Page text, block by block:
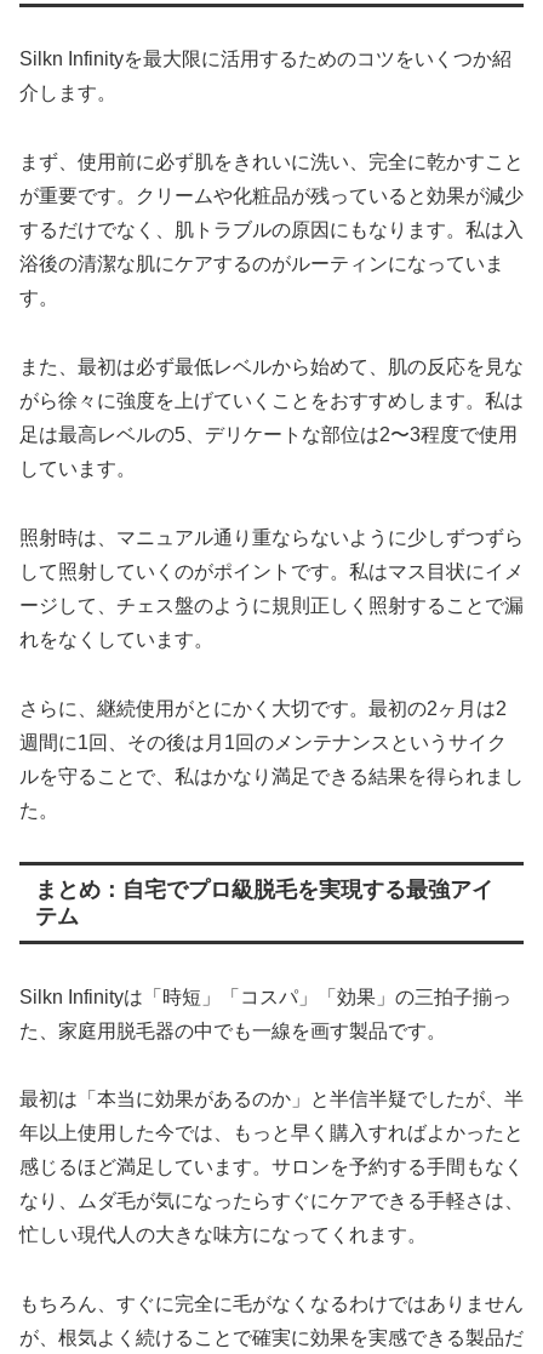
Silkn Infinityを最大限に活用するためのコツをいくつか紹
介します。
まず、使用前に必ず肌をきれいに洗い、完全に乾かすこと
が重要です。クリームや化粧品が残っていると効果が減少
するだけでなく、肌トラブルの原因にもなります。私は入
浴後の清潔な肌にケアするのがルーティンになっていま
す。
また、最初は必ず最低レベルから始めて、肌の反応を見な
がら徐々に強度を上げていくことをおすすめします。私は
足は最高レベルの5、デリケートな部位は2〜3程度で使用
しています。
照射時は、マニュアル通り重ならないように少しずつずら
して照射していくのがポイントです。私はマス目状にイメ
ージして、チェス盤のように規則正しく照射することで漏
れをなくしています。
さらに、継続使用がとにかく大切です。最初の2ヶ月は2
週間に1回、その後は月1回のメンテナンスというサイク
ルを守ることで、私はかなり満足できる結果を得られまし
た。
まとめ：自宅でプロ級脱毛を実現する最強アイ
テム
Silkn Infinityは「時短」「コスパ」「効果」の三拍子揃っ
た、家庭用脱毛器の中でも一線を画す製品です。
最初は「本当に効果があるのか」と半信半疑でしたが、半
年以上使用した今では、もっと早く購入すればよかったと
感じるほど満足しています。サロンを予約する手間もなく
なり、ムダ毛が気になったらすぐにケアできる手軽さは、
忙しい現代人の大きな味方になってくれます。
もちろん、すぐに完全に毛がなくなるわけではありません
が、根気よく続けることで確実に効果を実感できる製品だ